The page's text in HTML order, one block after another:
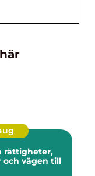
och vägen till